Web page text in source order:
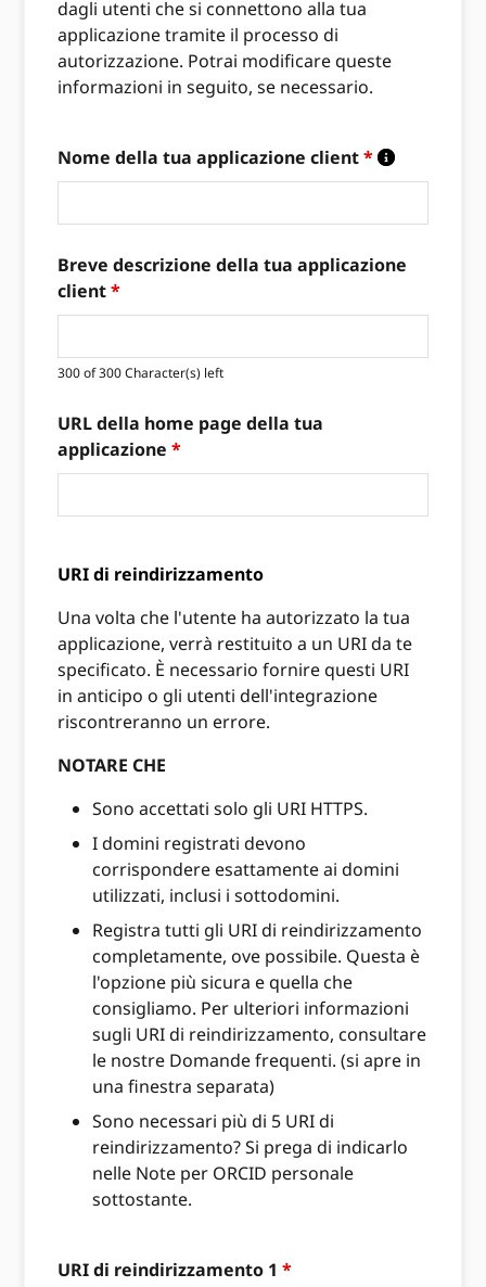
dagli utenti che si connettono alla tua
applicazione tramite il processo di
autorizzazione. Potrai modificare queste
informazioni in seguito, se necessario.
Nome della tua applicazione client*
Breve descrizione della tua applicazione
client*
300 of 300 Character(s) left
URL della home page della tua
applicazione*
URI di reindirizzamento
Una volta che l'utente ha autorizzato la tua
applicazione, verrà restituito a un URI da te
specificato. È necessario fornire questi URI
in anticipo o gli utenti dell'integrazione
riscontreranno un errore.
NOTARE CHE
Sono accettati solo gli URI HTTPS.
I domini registrati devono
corrispondere esattamente ai domini
utilizzati, inclusi i sottodomini.
Registra tutti gli URI di reindirizzamento
completamente, ove possibile. Questa è
l'opzione più sicura e quella che
consigliamo. Per ulteriori informazioni
sugli URI di reindirizzamento, consultare
le nostre Domande frequenti. (si apre in
una finestra separata)
Sono necessari più di 5 URI di
reindirizzamento? Si prega di indicarlo
nelle Note per ORCID personale
sottostante.
URI di reindirizzamento 1*